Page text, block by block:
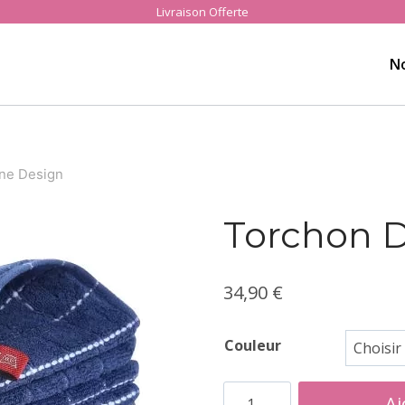
Livraison Offerte
Design
Torchon
34,90 €
Couleur
quantité